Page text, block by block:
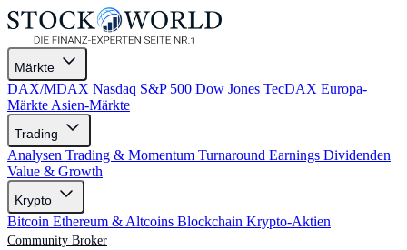
Märkte
DAX/MDAX Nasdaq S&P 500 Dow Jones TecDAX Europa-
Märkte Asien-Märkte
Trading
Analysen Trading & Momentum Turnaround Earnings Dividenden
Value & Growth
Krypto
Bitcoin Ethereum & Altcoins Blockchain Krypto-Aktien
Community Broker